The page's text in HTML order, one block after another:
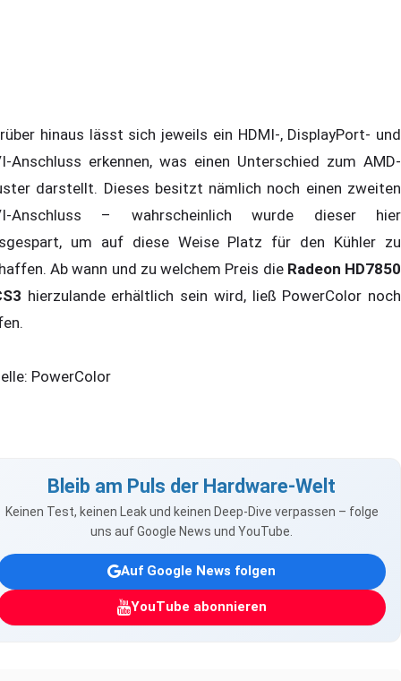
hinaus lässt sich jeweils ein HDMI-, DisplayPort- und
Anschluss erkennen, was einen Unterschied zum AMD-
darstellt. Dieses besitzt nämlich noch einen zweiten
Anschluss – wahrscheinlich wurde dieser hier
um auf diese Weise Platz für den Kühler zu
Ab wann und zu welchem Preis die Radeon HD7850
hierzulande erhältlich sein wird, ließ PowerColor noch
PowerColor
Bleib am Puls der Hardware-Welt
Keinen Test, keinen Leak und keinen Deep-Dive verpassen – folge
uns auf Google News und YouTube.
Auf Google News folgen
YouTube abonnieren